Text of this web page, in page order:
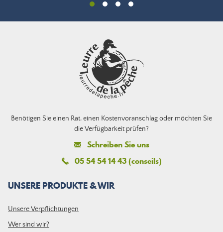
Benötigen Sie einen Rat, einen Kostenvoranschlag oder möchten Sie
die Verfügbarkeit prüfen?
Schreiben Sie uns
05 54 54 14 43 (conseils)
UNSERE PRODUKTE & WIR
Unsere Verpflichtungen
Wer sind wir?